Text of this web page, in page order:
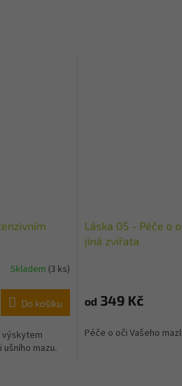
Skladem (3 ks)
Do košíku
výskytem
mazu.
Láska 05 - Péče o
jiná zvířata
od 349 Kč
Péče o oči Vašeho